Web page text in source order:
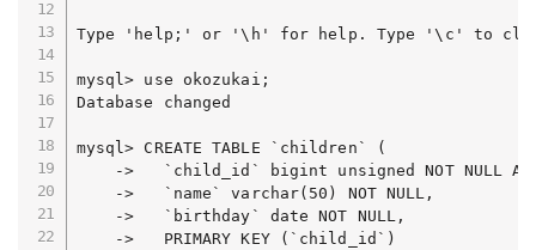
Type 'help;' or '\h' for help. Type '\c' to
mysql> use okozukai;
Database changed
mysql> CREATE TABLE `children` (
->   `child_id` bigint unsigned NOT NULL
    ->   `name` varchar(50) NOT NULL,
    ->   `birthday` date NOT NULL,
    ->   PRIMARY KEY (`child_id`)